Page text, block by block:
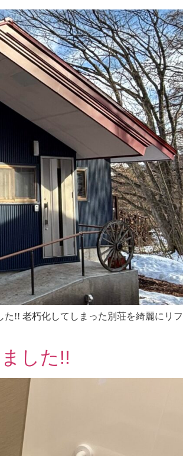
!! 老朽化してしまった別荘を綺麗にリ
した!!